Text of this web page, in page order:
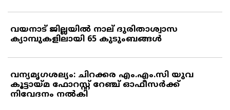
വയനാട് ജില്ലയില്‍ നാല് ദുരിതാശ്വാസ
ക്യാമ്പുകളിലായി 65 കുടുംബങ്ങള്‍
വന്യമൃഗശല്യം: ചിറക്കര എം.എം.സി യുവ
കൂട്ടായ്മ ഫോറസ്റ്റ് റേഞ്ച് ഓഫീസര്‍ക്ക്
നിവേദനം നല്‍കി